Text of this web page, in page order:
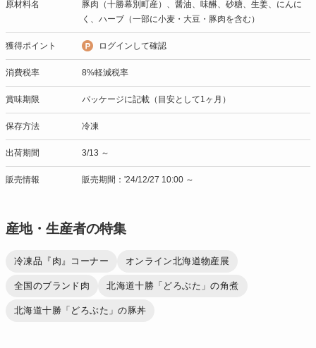
原材料名
豚肉（十勝幕別町産）、醤油、味醂、砂糖、生姜、にんに
く、ハーブ（一部に小麦・大豆・豚肉を含む）
獲得ポイント ログインして確認
消費税率 8%軽減税率
賞味期限 パッケージに記載（目安として1ヶ月）
保存方法 冷凍
出荷期間 3/13 ～
販売情報 販売期間：'24/12/27 10:00 ～
産地・生産者の特集
冷凍品『肉』コーナー オンライン北海道物産展
全国のブランド肉 北海道十勝「どろぶた」の角煮
北海道十勝「どろぶた」の豚丼